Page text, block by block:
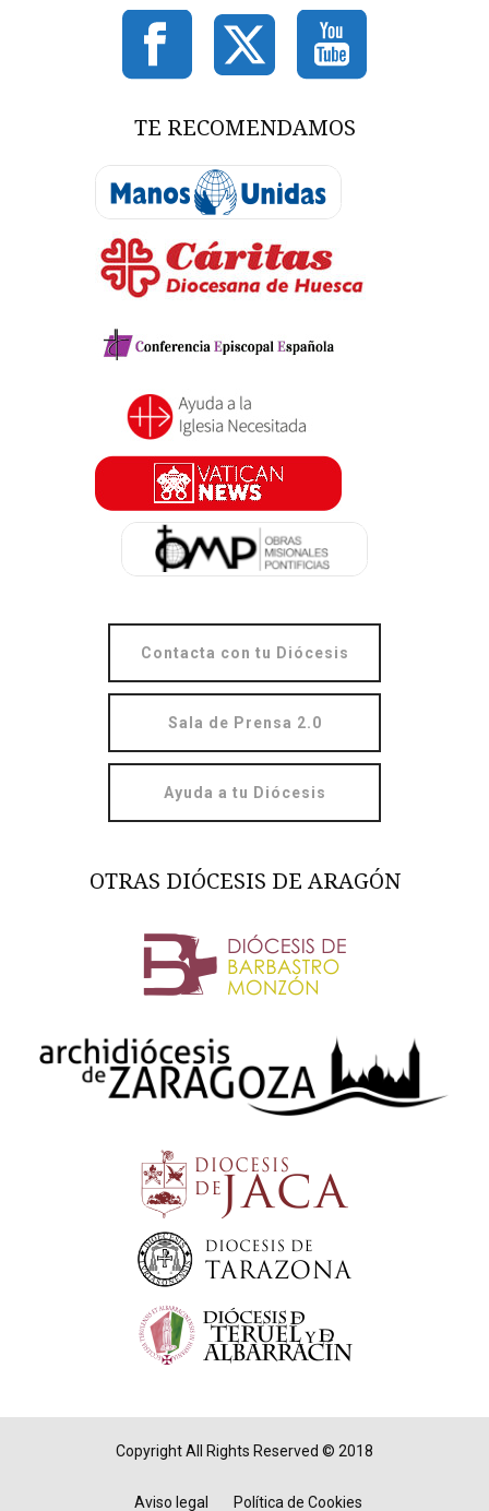
TE RECOMENDAMOS
Contacta con tu Diócesis
Sala de Prensa 2.0
Ayuda a tu Diócesis
OTRAS DIÓCESIS DE ARAGÓN
Copyright All Rights Reserved © 2018
Aviso legal Política de Cookies